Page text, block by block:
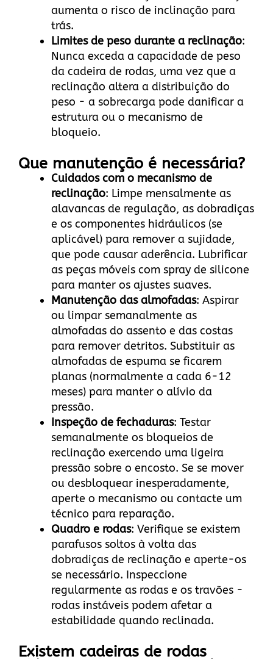
aumenta o risco de inclinação para
trás.
Limites de peso durante a reclinação:
Nunca exceda a capacidade de peso
da cadeira de rodas, uma vez que a
reclinação altera a distribuição do
peso - a sobrecarga pode danificar a
estrutura ou o mecanismo de
bloqueio.
Que manutenção é necessária?
Cuidados com o mecanismo de
reclinação: Limpe mensalmente as
alavancas de regulação, as dobradiças
e os componentes hidráulicos (se
aplicável) para remover a sujidade,
que pode causar aderência. Lubrificar
as peças móveis com spray de silicone
para manter os ajustes suaves.
Manutenção das almofadas: Aspirar
ou limpar semanalmente as
almofadas do assento e das costas
para remover detritos. Substituir as
almofadas de espuma se ficarem
planas (normalmente a cada 6-12
meses) para manter o alívio da
pressão.
Inspeção de fechaduras: Testar
semanalmente os bloqueios de
reclinação exercendo uma ligeira
pressão sobre o encosto. Se se mover
ou desbloquear inesperadamente,
aperte o mecanismo ou contacte um
técnico para reparação.
Quadro e rodas: Verifique se existem
parafusos soltos à volta das
dobradiças de reclinação e aperte-os
se necessário. Inspeccione
regularmente as rodas e os travões -
rodas instáveis podem afetar a
estabilidade quando reclinada.
Existem cadeiras de rodas